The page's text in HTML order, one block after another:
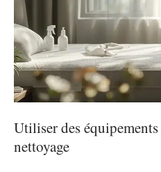
Utiliser des
nettoyage